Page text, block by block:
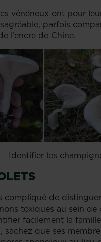
vénéneux ont pour
parfois
l’encre de Chine.
Identifier les
compliqué de
toxiques au sein de
facilement la
, sachez que ses